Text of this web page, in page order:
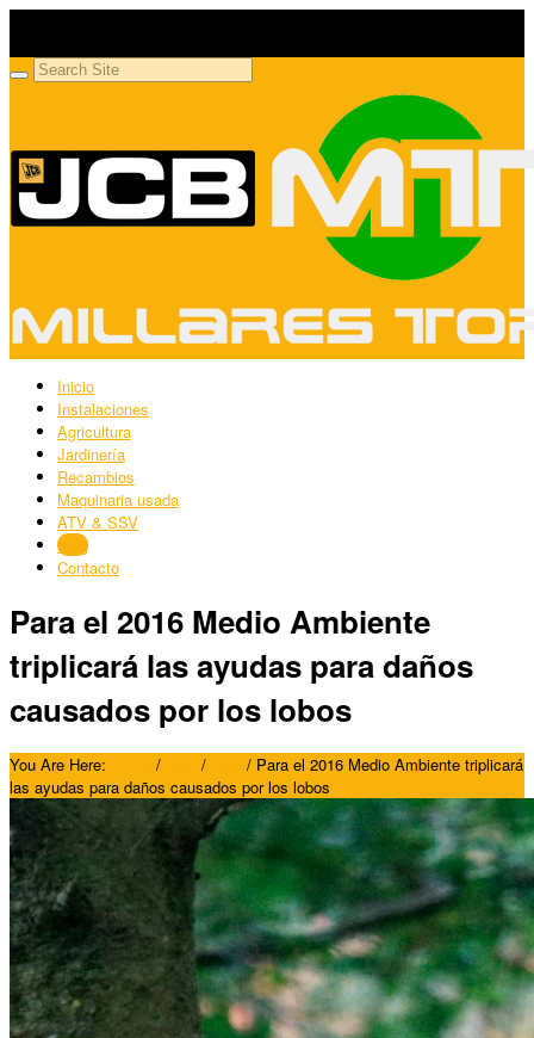
Inicio
Instalaciones
Agricultura
Jardinería
Recambios
Maquinaria usada
ATV & SSV
Blog
Contacto
Para el 2016 Medio Ambiente
triplicará las ayudas para daños
causados por los lobos
You Are Here: / / / Para el 2016 Medio Ambiente triplicará
las ayudas para daños causados por los lobos